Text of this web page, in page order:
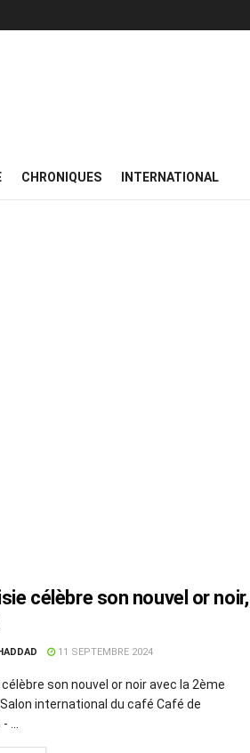
CHRONIQUES INTERNATIONAL
célèbre son nouvel or noir,
11 SEPTEMBRE 2024
célèbre son nouvel or noir avec la 2ème
international du café Café de